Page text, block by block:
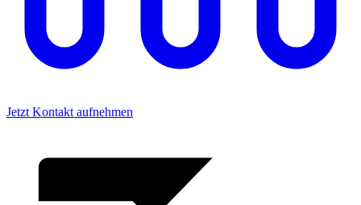
Jetzt Kontakt aufnehmen